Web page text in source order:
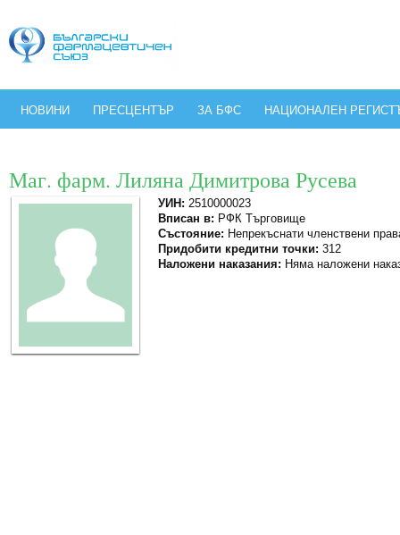
НОВИНИ ПРЕСЦЕНТЪР ЗА БФС НАЦИОНАЛЕН
Маг. фарм. Лиляна Димитрова Русева
УИН: 2510000023
Вписан в: РФК Търговище
Състояние: Непрекъснати членствени
Придобити кредитни точки: 312
Наложени наказания: Няма наложени